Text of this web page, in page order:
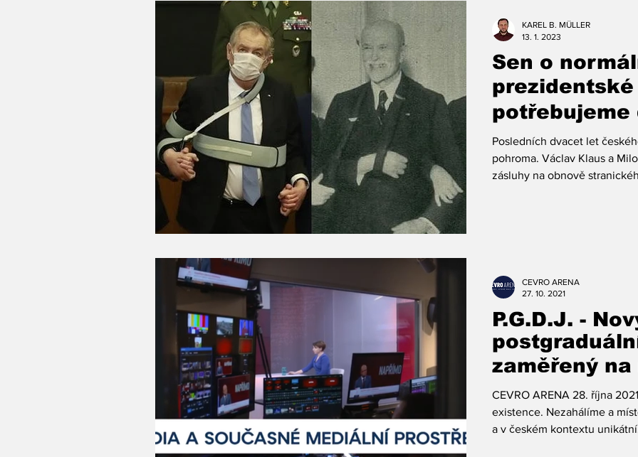
Sen o
potřebujeme
politické
Posledních dvacet let
pohroma. Václav Klaus a
zásluhy na obnově
KAREL B. MÜLLER
13. 1. 2023
P.G.D.J. -
zaměřený na
CEVRO ARENA 28. října
existence. Nezahálíme a
a v českém kontextu
CEVRO ARENA
27. 10. 2021